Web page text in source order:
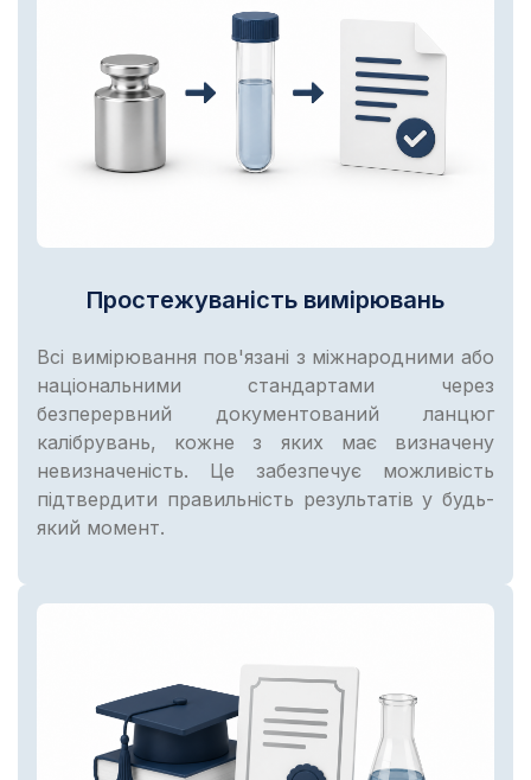
Простежуваність вимірювань
Всі вимірювання пов'язані з міжнародними або
національними стандартами через
безперервний документований ланцюг
калібрувань, кожне з яких має визначену
невизначеність. Це забезпечує можливість
підтвердити правильність результатів у будь-
який момент.